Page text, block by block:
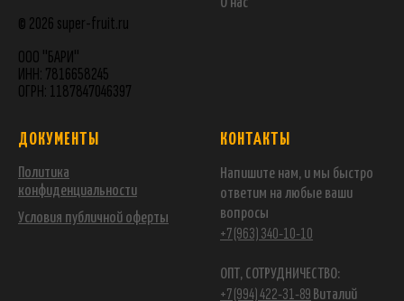
© 2026 super-fruit.ru
ООО "БАРИ"
ИНН: 7816658245
ОГРН: 1187847046397
О нас
ДОКУМЕНТЫ
Политика
конфиденциальности
Условия публичной оферты
КОНТАКТЫ
Напишите нам, и мы быстро
ответим на любые ваши
вопросы
+7 (963) 340-10-10
ОПТ, СОТРУДНИЧЕСТВО:
+7 (994) 422-31-89 Виталий